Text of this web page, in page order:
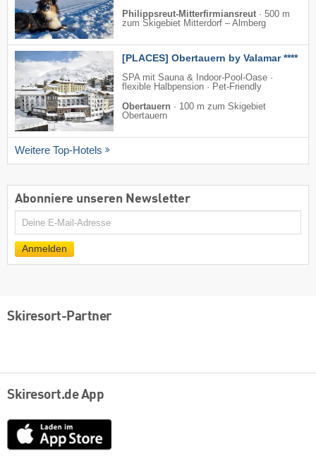
Philippsreut-Mitterfirmiansreut · 500 m
zum Skigebiet Mitterdorf – Almberg
[PLACES] Obertauern by Valamar ****
SPA mit Sauna & Indoor-Pool-Oase ·
flexible Halbpension · Pet-Friendly
Obertauern · 100 m zum Skigebiet
Obertauern
Weitere Top-Hotels
Abonniere unseren Newsletter
E-
Mail
Anmelden
Skiresort-Partner
Skiresort.de App
App
Store